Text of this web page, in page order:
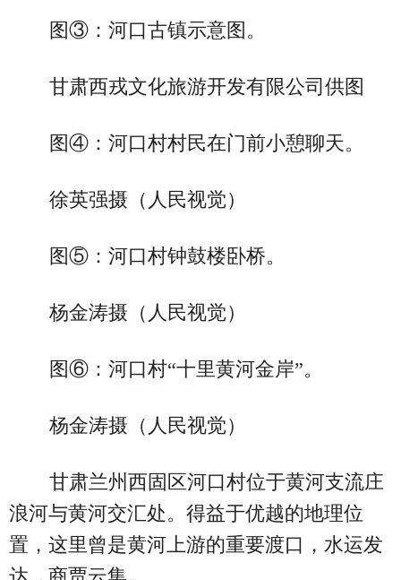
图③：河口古镇示意图。
甘肃西戎文化旅游开发有限公司供图
图④：河口村村民在门前小憩聊天。
徐英强摄（人民视觉）
图⑤：河口村钟鼓楼卧桥。
杨金涛摄（人民视觉）
图⑥：河口村“十里黄河金岸”。
杨金涛摄（人民视觉）
甘肃兰州西固区河口村位于黄河支流庄
浪河与黄河交汇处。得益于优越的地理位
置，这里曾是黄河上游的重要渡口，水运发